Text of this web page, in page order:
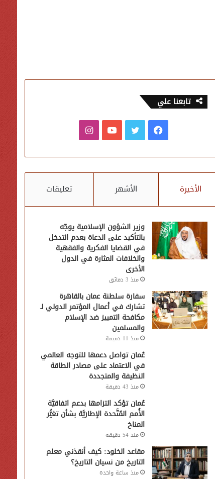
تابعنا علي
فيسبوكتويتر يوتيوبانستقرام
الأخيرة الأشهر تعليقات
وزير الشؤون الإسلامية يوجّه
بالتأكيد على الدعاة بعدم التدخل
في القضايا الفكرية والفقهية
والخلافات المثارة في الدول
الأخرى
منذ 3 دقائق
سفارة سلطنة عمان بالقاهرة
تشارك في أعمال المؤتمر الدولي لـ
مكافحة التمييز ضد الإسلام
والمسلمين
منذ 11 دقيقة
عُمان تواصل دعمها للتوجه العالمي
في الاعتماد على مصادر الطاقة
النظيفة والمتجددة
منذ 43 دقيقة
عُمان تؤكد التزامها بدعم اتفاقيَّة
الأُمم المُتَّحدة الإطاريَّة بشأن تغيُّر
المناخ
منذ 54 دقيقة
مقاعد الخلود: كيف أنقذني معلم
التاريخ من نسيان التاريخ؟
منذ ساعة واحدة